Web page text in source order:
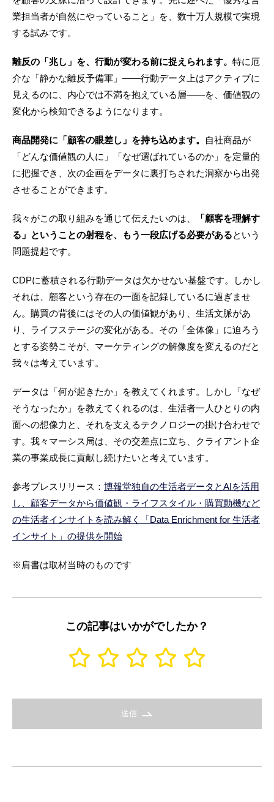
業担当者が自然にやっていること」を、数十万人規模で実現
する試みです。
離反の「兆し」を、行動が変わる前に捉えられます。 特に厄
介な「静かな離反予備軍」——行動データ上はアクティブに
見えるのに、内心では不満を抱えている層——を、価値観の
変化から検知できるようになります。
商品開発に「顧客の眼差し」を持ち込めます。
自社商品が
「どんな価値観の人に」「なぜ選ばれているのか」を定量的
に把握でき、次の企画をデータに裏打ちされた洞察から出発
させることができます。
我々がこの取り組みを通じて伝えたいのは、
「顧客を理解す
る」ということの射程を、もう一段広げる必要があるという
問題提起です。
CDPに蓄積される行動データは欠かせない基盤です。しかし
それは、顧客という存在の一面を記録しているに過ぎませ
ん。購買の背後にはその人の価値観があり、生活文脈があ
り、ライフステージの変化がある。その「全体像」に迫ろう
とする姿勢こそが、マーケティングの解像度を変えるのだと
我々は考えています。
データは「何が起きたか」を教えてくれます。しかし「なぜ
そうなったか」を教えてくれるのは、生活者一人ひとりの内
面への想像力と、それを支えるテクノロジーの掛け合わせで
す。我々マーシス局は、その交差点に立ち、クライアント企
業の事業成長に貢献し続けたいと考えています。
参考プレスリリース： 博報堂独自の生活者データとAIを活用
し、顧客データから価値観・ライフスタイル・購買動機など
の生活者インサイトを読み解く「Data Enrichment for 生活者
インサイト」の提供を開始
※肩書は取材当時のものです
この記事はいかがでしたか？
送信